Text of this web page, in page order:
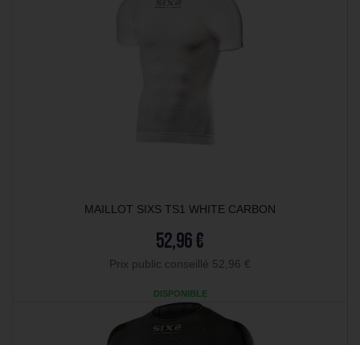
MAILLOT SIXS TS1 WHITE CARBON
52,96 €
Prix public conseillé 52,96 €
DISPONIBLE